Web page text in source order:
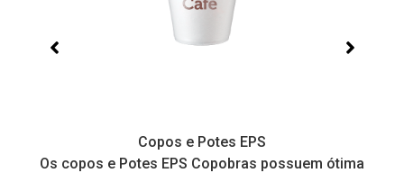
Copos e Potes EPS
Os copos e Potes EPS Copobras possuem ótima